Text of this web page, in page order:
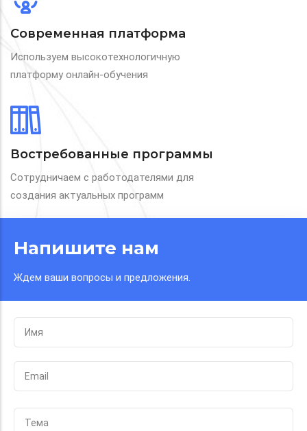
Современная платформа
Используем высокотехнологичную
платформу онлайн-обучения
Востребованные программы
Сотрудничаем с работодателями для
создания актуальных программ
Напишите нам
Ждем ваши вопросы и предложения.